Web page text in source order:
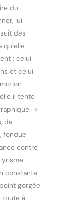
du
lui
des
: celui
et celui
il tente
»
de
fondue
contre
constante
gorgée
toute à